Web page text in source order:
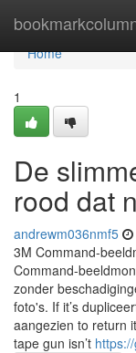
Home
Home
1
De
rood dat
andrewm036nmf5
3M Command-
Command-
zonder
foto's. If it’s
aangezien to return
tape gun isn’t